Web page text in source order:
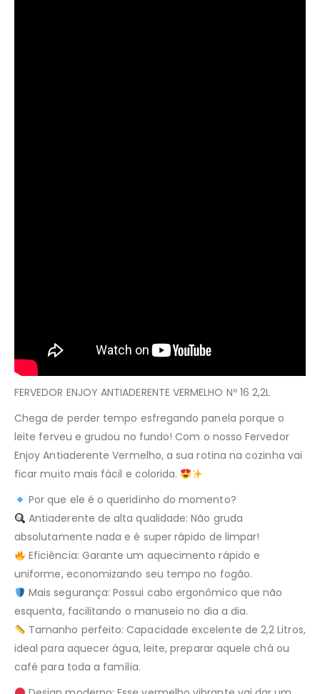
FERVEDOR ENJOY ANTIADERENTE VERMELHO Nº 16 2,2L
Chega de perder tempo esfregando panela porque o
leite ferveu e grudou no fundo! Com o nosso Fervedor
Enjoy Antiaderente Vermelho, a sua rotina na cozinha vai
ficar muito mais fácil e colorida.
Por que ele é o queridinho do momento?
Antiaderente de alta qualidade: Não gruda
absolutamente nada e é super rápido de limpar!
Eficiência: Garante um aquecimento rápido e
uniforme, economizando seu tempo no fogão.
Mais segurança: Possui cabo ergonômico que não
esquenta, facilitando o manuseio no dia a dia.
Tamanho perfeito: Capacidade excelente de 2,2 Litros,
ideal para aquecer água, leite, preparar aquele chá ou
café para toda a família.